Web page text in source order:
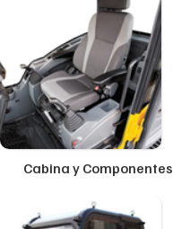
Cabina y Componentes